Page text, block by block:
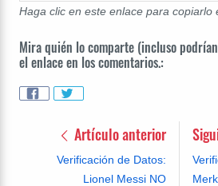
Haga clic en este enlace para copiarlo
Mira quién lo comparte (incluso
el enlace en los comentarios.:
Artículo anterior
Verificación de Datos:
Lionel Messi NO